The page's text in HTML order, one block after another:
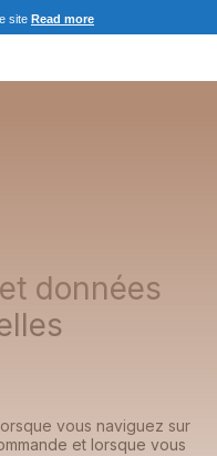
données
vous naviguez sur
et lorsque vous
site Read more